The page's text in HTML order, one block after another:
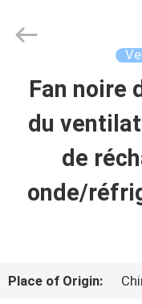
MAISON
PRODUITS
Home
Fan noire
du
de
onde/
Place of Origin: